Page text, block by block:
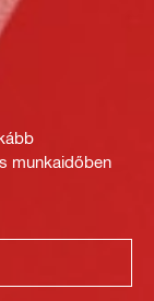
munkaidőben